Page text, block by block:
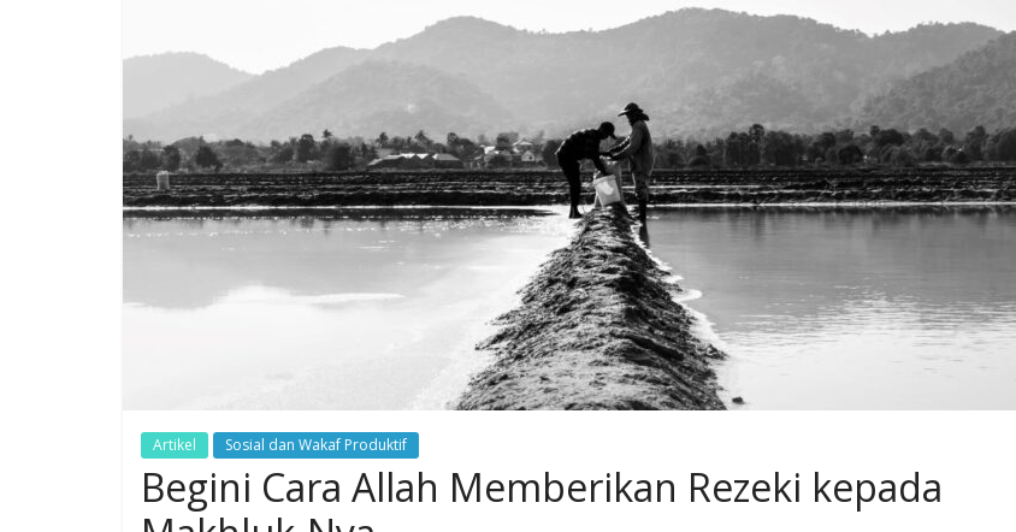
Artikel Sosial dan Wakaf Produktif
Begini Cara Allah Memberikan Rezeki kepada